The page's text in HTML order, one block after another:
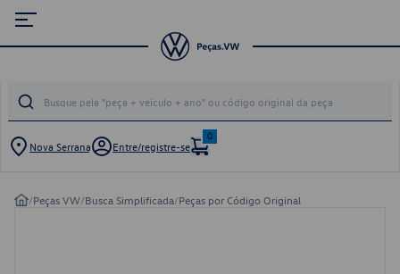
Nova Serrana Entre/registre-se
0
/Peças VW/Busca Simplificada/Peças por Código Original